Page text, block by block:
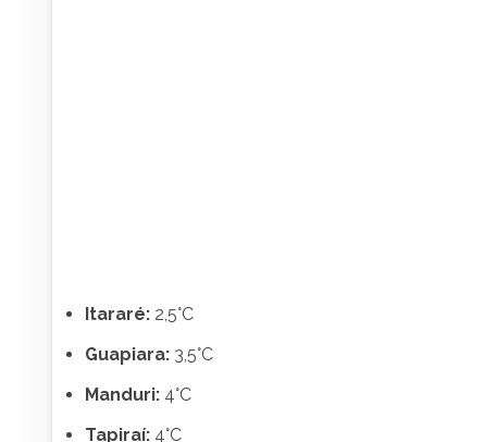
Itararé: 2,5°C
Guapiara: 3,5°C
Manduri: 4°C
Tapiraí: 4°C